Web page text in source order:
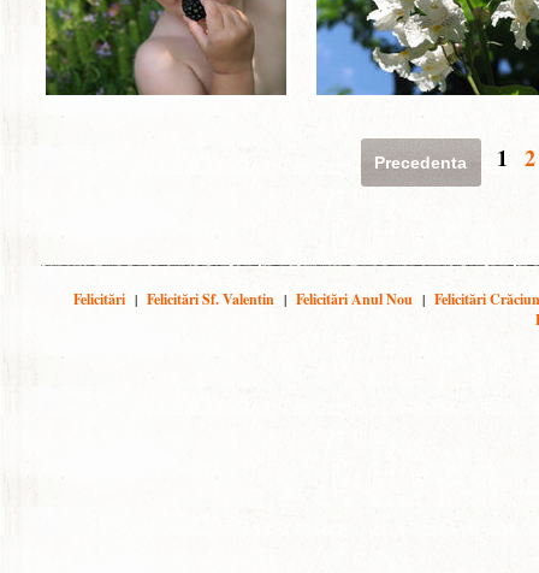
Precedenta 1 2
Felicitări | Felicitări Sf. Valentin | Felicitări Anul Nou | Felicitări